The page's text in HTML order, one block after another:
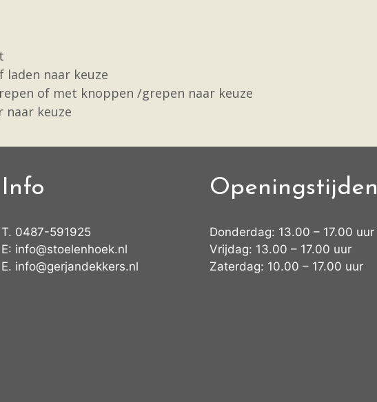
naar keuze
of met knoppen /grepen naar keuze
naar keuze
Info
T. 0487-591925
E: info@stoelenhoek.nl
E. info@gerjandekkers.nl
Openingstijden
Donderdag: 13.00 – 17.00 uur
Vrijdag: 13.00 – 17.00 uur
Zaterdag: 10.00 – 17.00 uur